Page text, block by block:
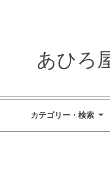
あひろ
カテゴリー・検索